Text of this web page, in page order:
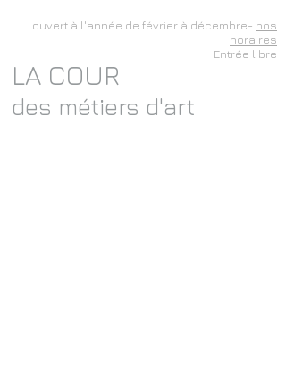
ouvert à l'année de février à décembre- nos
horaires
Entrée libre
LA COUR
des métiers d'art